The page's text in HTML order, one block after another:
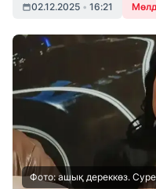
02.12.2025 • 16:21
Фото: ашық дереккөз.